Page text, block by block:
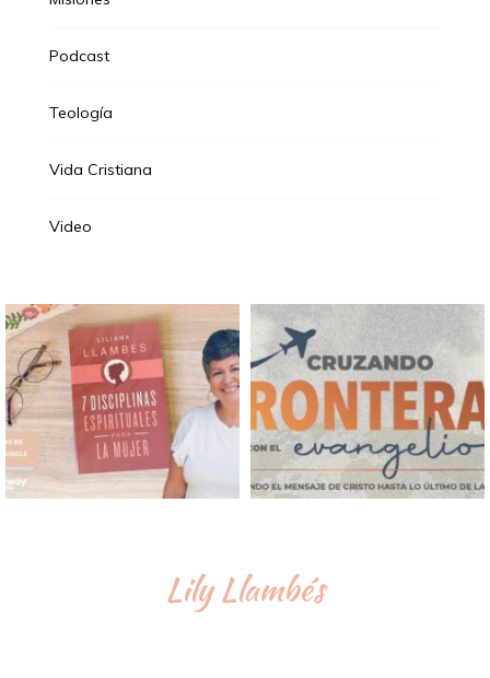
Podcast
Teología
Vida Cristiana
Video
Lily Llambés